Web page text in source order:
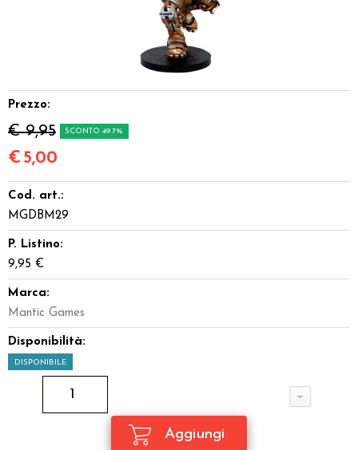
Giocattoli e Gadget
Offerte del Dragone
Prezzo:
€ 9,95 SCONTO 49.7%
€ 5,00
Cod. art.:
MGDBM29
P. Listino:
9,95 €
Marca:
Mantic Games
Disponibilità:
DISPONIBILE